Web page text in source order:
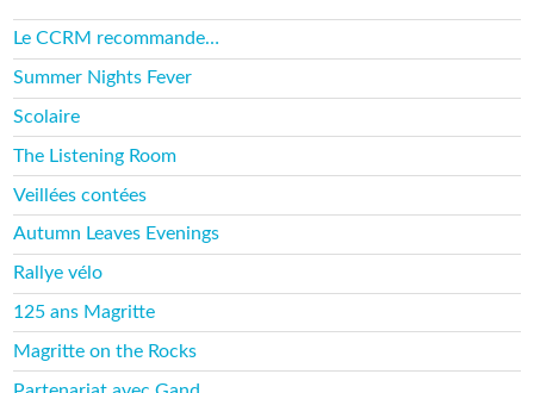
Le CCRM recommande…
Summer Nights Fever
Scolaire
The Listening Room
Veillées contées
Autumn Leaves Evenings
Rallye vélo
125 ans Magritte
Magritte on the Rocks